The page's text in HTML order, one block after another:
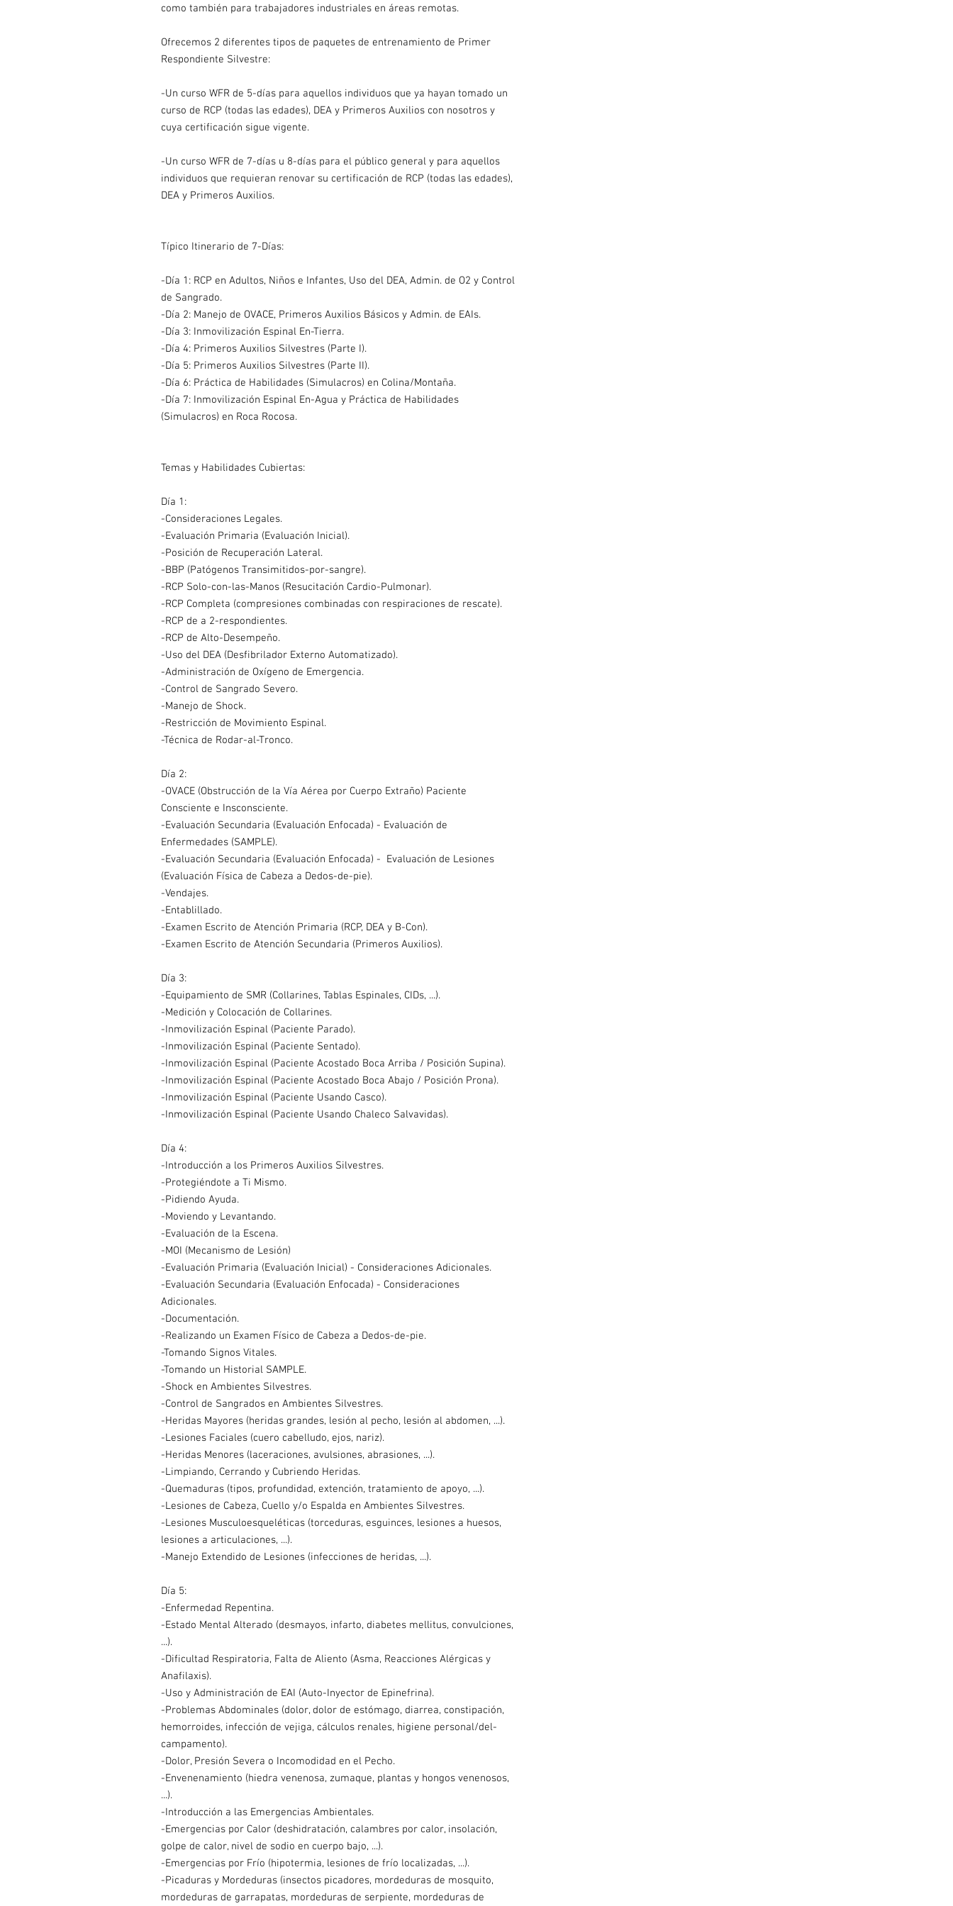
como también para trabajadores industriales en áreas remotas.
Ofrecemos 2 diferentes tipos de paquetes de entrenamiento de Primer
Respondiente Silvestre:
-Un curso WFR de 5-días para aquellos individuos que ya hayan tomado un
curso de RCP (todas las edades), DEA y Primeros Auxilios con nosotros y
cuya certificación sigue vigente.
-Un curso WFR de 7-días u 8-días para el público general y para aquellos
individuos que requieran renovar su certificación de RCP (todas las edades),
DEA y Primeros Auxilios.
Típico Itinerario de 7-Días:
-Día 1: RCP en Adultos, Niños e Infantes, Uso del DEA, Admin. de O2 y Control
de Sangrado.
-Día 2: Manejo de OVACE, Primeros Auxilios Básicos y Admin. de EAIs.
-Día 3: Inmovilización Espinal En-Tierra.
-Día 4: Primeros Auxilios Silvestres (Parte I).
-Día 5: Primeros Auxilios Silvestres (Parte II).
-Día 6: Práctica de Habilidades (Simulacros) en Colina/Montaña.
-Día 7: Inmovilización Espinal En-Agua y Práctica de Habilidades
(Simulacros) en Roca Rocosa.
Temas y Habilidades Cubiertas:
Día 1:
-Consideraciones Legales.
-Evaluación Primaria (Evaluación Inicial).
-Posición de Recuperación Lateral.
-BBP (Patógenos Transimitidos-por-sangre).
-RCP Solo-con-las-Manos (Resucitación Cardio-Pulmonar).
-RCP Completa (compresiones combinadas con respiraciones de rescate).
-RCP de a 2-respondientes.
-RCP de Alto-Desempeño.
-Uso del DEA (Desfibrilador Externo Automatizado).
-Administración de Oxígeno de Emergencia.
-Control de Sangrado Severo.
-Manejo de Shock.
-Restricción de Movimiento Espinal.
-Técnica de Rodar-al-Tronco.
Día 2:
-OVACE (Obstrucción de la Vía Aérea por Cuerpo Extraño) Paciente
Consciente e Insconsciente.
-Evaluación Secundaria (Evaluación Enfocada) - Evaluación de
Enfermedades (SAMPLE).
-Evaluación Secundaria (Evaluación Enfocada) - Evaluación de Lesiones
(Evaluación Física de Cabeza a Dedos-de-pie).
-Vendajes.
-Entablillado.
-Examen Escrito de Atención Primaria (RCP, DEA y B-Con).
-Examen Escrito de Atención Secundaria (Primeros Auxilios).
Día 3:
-Equipamiento de SMR (Collarines, Tablas Espinales, CIDs, ...).
-Medición y Colocación de Collarines.
-Inmovilización Espinal (Paciente Parado).
-Inmovilización Espinal (Paciente Sentado).
-Inmovilización Espinal (Paciente Acostado Boca Arriba / Posición Supina).
-Inmovilización Espinal (Paciente Acostado Boca Abajo / Posición Prona).
-Inmovilización Espinal (Paciente Usando Casco).
-Inmovilización Espinal (Paciente Usando Chaleco Salvavidas).
Día 4:
-Introducción a los Primeros Auxilios Silvestres.
-Protegiéndote a Ti Mismo.
-Pidiendo Ayuda.
-Moviendo y Levantando.
-Evaluación de la Escena.
-MOI (Mecanismo de Lesión)
-Evaluación Primaria (Evaluación Inicial) - Consideraciones Adicionales.
-Evaluación Secundaria (Evaluación Enfocada) - Consideraciones
Adicionales.
-Documentación.
-Realizando un Examen Físico de Cabeza a Dedos-de-pie.
-Tomando Signos Vitales.
-Tomando un Historial SAMPLE.
-Shock en Ambientes Silvestres.
-Control de Sangrados en Ambientes Silvestres.
-Heridas Mayores (heridas grandes, lesión al pecho, lesión al abdomen, ...).
-Lesiones Faciales (cuero cabelludo, ejos, nariz).
-Heridas Menores (laceraciones, avulsiones, abrasiones, ...).
-Limpiando, Cerrando y Cubriendo Heridas.
-Quemaduras (tipos, profundidad, extención, tratamiento de apoyo, ...).
-Lesiones de Cabeza, Cuello y/o Espalda en Ambientes Silvestres.
-Lesiones Musculoesqueléticas (torceduras, esguinces, lesiones a huesos,
lesiones a articulaciones, ...).
-Manejo Extendido de Lesiones (infecciones de heridas, ...).
Día 5:
-Enfermedad Repentina.
-Estado Mental Alterado (desmayos, infarto, diabetes mellitus, convulciones,
...).
-Dificultad Respiratoria, Falta de Aliento (Asma, Reacciones Alérgicas y
Anafilaxis).
-Uso y Administración de EAI (Auto-Inyector de Epinefrina).
-Problemas Abdominales (dolor, dolor de estómago, diarrea, constipación,
hemorroides, infección de vejiga, cálculos renales, higiene personal/del-
campamento).
-Dolor, Presión Severa o Incomodidad en el Pecho.
-Envenenamiento (hiedra venenosa, zumaque, plantas y hongos venenosos,
...).
-Introducción a las Emergencias Ambientales.
-Emergencias por Calor (deshidratación, calambres por calor, insolación,
golpe de calor, nivel de sodio en cuerpo bajo, ...).
-Emergencias por Frío (hipotermia, lesiones de frío localizadas, ...).
-Picaduras y Mordeduras (insectos picadores, mordeduras de mosquito,
mordeduras de garrapatas, mordeduras de serpiente, mordeduras de